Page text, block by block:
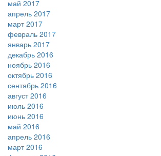
май 2017
апрель 2017
март 2017
февраль 2017
январь 2017
декабрь 2016
ноябрь 2016
октябрь 2016
сентябрь 2016
август 2016
июль 2016
июнь 2016
май 2016
апрель 2016
март 2016